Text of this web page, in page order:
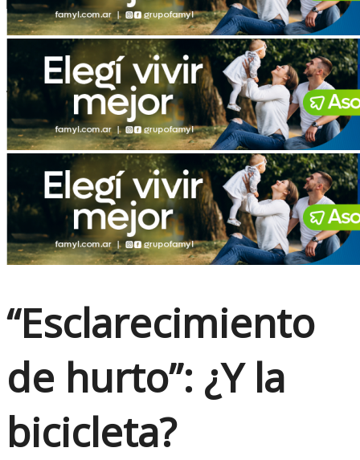
No Result
View All Result
“Esclarecimiento
de hurto”: ¿Y la
bicicleta?